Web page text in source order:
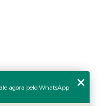
agora pelo WhatsApp